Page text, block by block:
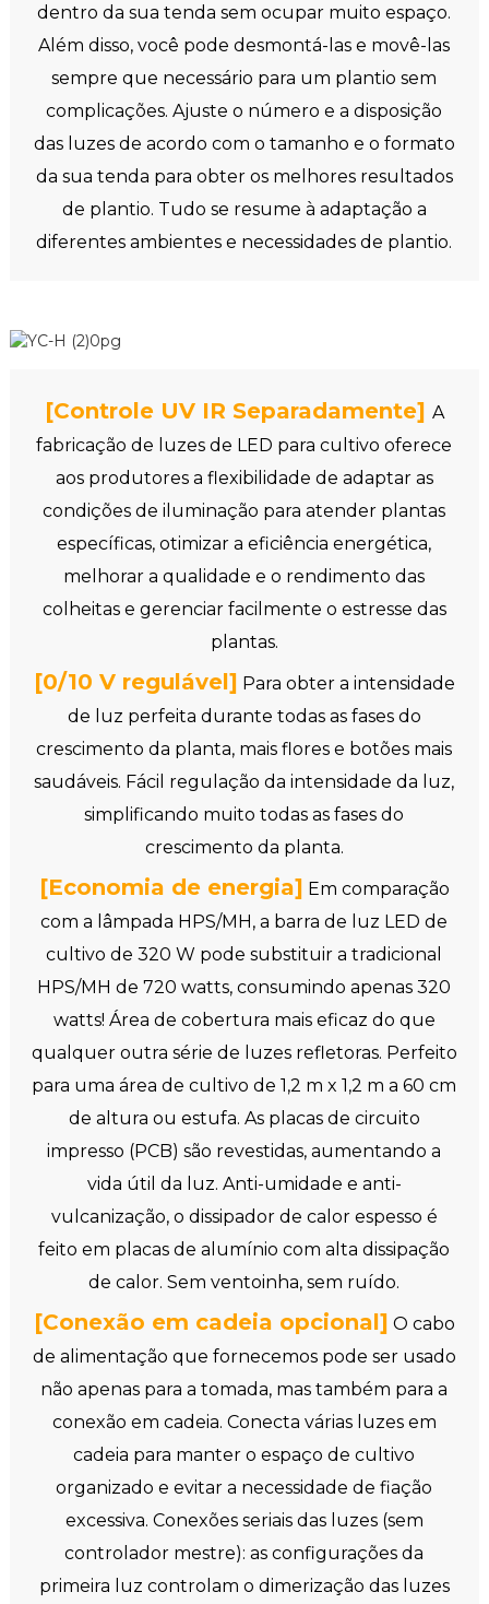
dentro da sua tenda sem ocupar muito espaço.
Além disso, você pode desmontá-las e movê-las
sempre que necessário para um plantio sem
complicações. Ajuste o número e a disposição
das luzes de acordo com o tamanho e o formato
da sua tenda para obter os melhores resultados
de plantio. Tudo se resume à adaptação a
diferentes ambientes e necessidades de plantio.
[Controle UV IR Separadamente] A
fabricação de luzes de LED para cultivo oferece
aos produtores a flexibilidade de adaptar as
condições de iluminação para atender plantas
específicas, otimizar a eficiência energética,
melhorar a qualidade e o rendimento das
colheitas e gerenciar facilmente o estresse das
plantas.
[0/10 V regulável] Para obter a intensidade
de luz perfeita durante todas as fases do
crescimento da planta, mais flores e botões mais
saudáveis. Fácil regulação da intensidade da luz,
simplificando muito todas as fases do
crescimento da planta.
[Economia de energia] Em comparação
com a lâmpada HPS/MH, a barra de luz LED de
cultivo de 320 W pode substituir a tradicional
HPS/MH de 720 watts, consumindo apenas 320
watts! Área de cobertura mais eficaz do que
qualquer outra série de luzes refletoras. Perfeito
para uma área de cultivo de 1,2 m x 1,2 m a 60 cm
de altura ou estufa. As placas de circuito
impresso (PCB) são revestidas, aumentando a
vida útil da luz. Anti-umidade e anti-
vulcanização, o dissipador de calor espesso é
feito em placas de alumínio com alta dissipação
de calor. Sem ventoinha, sem ruído.
[Conexão em cadeia opcional] O cabo
de alimentação que fornecemos pode ser usado
não apenas para a tomada, mas também para a
conexão em cadeia. Conecta várias luzes em
cadeia para manter o espaço de cultivo
organizado e evitar a necessidade de fiação
excessiva. Conexões seriais das luzes (sem
controlador mestre): as configurações da
primeira luz controlam o dimerização das luzes